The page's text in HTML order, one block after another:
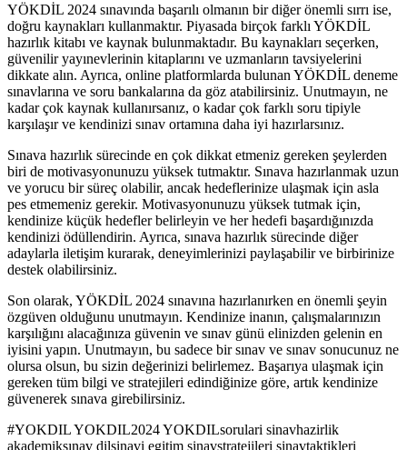
YÖKDİL 2024 sınavında başarılı olmanın bir diğer önemli sırrı ise,
doğru kaynakları kullanmaktır. Piyasada birçok farklı YÖKDİL
hazırlık kitabı ve kaynak bulunmaktadır. Bu kaynakları seçerken,
güvenilir yayınevlerinin kitaplarını ve uzmanların tavsiyelerini
dikkate alın. Ayrıca, online platformlarda bulunan YÖKDİL deneme
sınavlarına ve soru bankalarına da göz atabilirsiniz. Unutmayın, ne
kadar çok kaynak kullanırsanız, o kadar çok farklı soru tipiyle
karşılaşır ve kendinizi sınav ortamına daha iyi hazırlarsınız.
Sınava hazırlık sürecinde en çok dikkat etmeniz gereken şeylerden
biri de motivasyonunuzu yüksek tutmaktır. Sınava hazırlanmak uzun
ve yorucu bir süreç olabilir, ancak hedeflerinize ulaşmak için asla
pes etmemeniz gerekir. Motivasyonunuzu yüksek tutmak için,
kendinize küçük hedefler belirleyin ve her hedefi başardığınızda
kendinizi ödüllendirin. Ayrıca, sınava hazırlık sürecinde diğer
adaylarla iletişim kurarak, deneyimlerinizi paylaşabilir ve birbirinize
destek olabilirsiniz.
Son olarak, YÖKDİL 2024 sınavına hazırlanırken en önemli şeyin
özgüven olduğunu unutmayın. Kendinize inanın, çalışmalarınızın
karşılığını alacağınıza güvenin ve sınav günü elinizden gelenin en
iyisini yapın. Unutmayın, bu sadece bir sınav ve sınav sonucunuz ne
olursa olsun, bu sizin değerinizi belirlemez. Başarıya ulaşmak için
gereken tüm bilgi ve stratejileri edindiğinize göre, artık kendinize
güvenerek sınava girebilirsiniz.
#YOKDIL YOKDIL2024 YOKDILsorulari sinavhazirlik
akademiksınav dilsinavi egitim sinavstratejileri sinavtaktikleri